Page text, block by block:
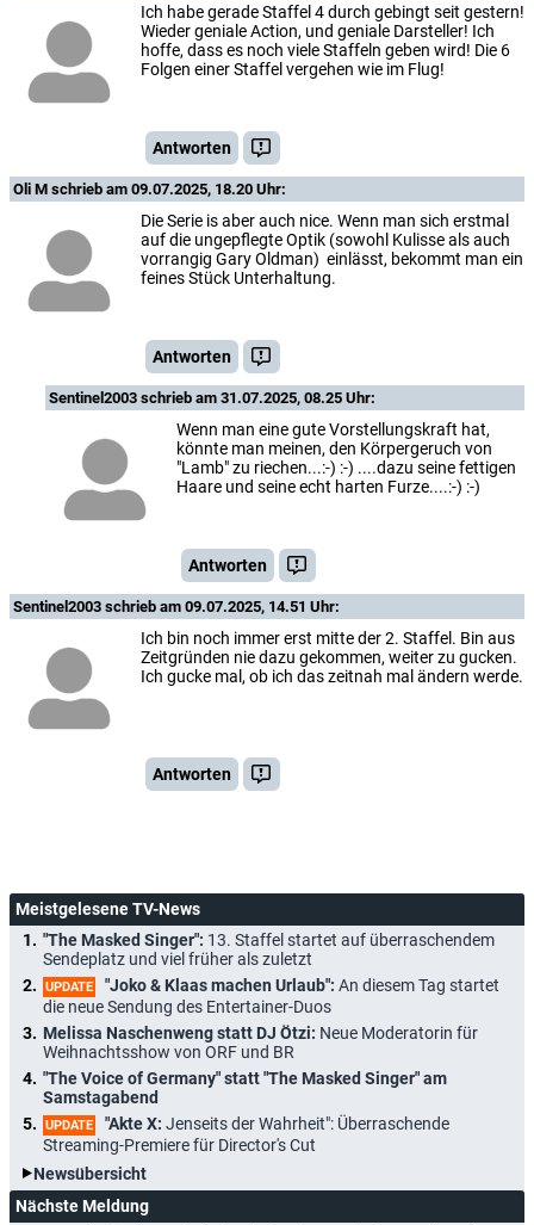
Ich habe gerade Staffel 4 durch gebingt seit gestern!
Wieder geniale Action, und geniale Darsteller! Ich
hoffe, dass es noch viele Staffeln geben wird! Die 6
Folgen einer Staffel vergehen wie im Flug!
Antworten
Oli M schrieb am 09.07.2025, 18.20 Uhr:
Die Serie is aber auch nice. Wenn man sich erstmal
auf die ungepflegte Optik (sowohl Kulisse als auch
vorrangig Gary Oldman) einlässt, bekommt man ein
feines Stück Unterhaltung.
Antworten
Sentinel2003 schrieb am 31.07.2025, 08.25 Uhr:
Wenn man eine gute Vorstellungskraft hat,
könnte man meinen, den Körpergeruch von
"Lamb" zu riechen...:-) :-) ....dazu seine fettigen
Haare und seine echt harten Furze....:-) :-)
Antworten
Sentinel2003 schrieb am 09.07.2025, 14.51 Uhr:
Ich bin noch immer erst mitte der 2. Staffel. Bin aus
Zeitgründen nie dazu gekommen, weiter zu gucken.
Ich gucke mal, ob ich das zeitnah mal ändern werde.
Antworten
Meistgelesene TV-News
"The Masked Singer": 13. Staffel startet auf überraschendem
Sendeplatz und viel früher als zuletzt
UPDATE "Joko & Klaas machen Urlaub": An diesem Tag startet
die neue Sendung des Entertainer-Duos
Melissa Naschenweng statt DJ Ötzi: Neue Moderatorin für
Weihnachtsshow von ORF und BR
"The Voice of Germany" statt "The Masked Singer" am
Samstagabend
UPDATE "Akte X: Jenseits der Wahrheit": Überraschende
Streaming-Premiere für Director's Cut
Newsübersicht
Nächste Meldung